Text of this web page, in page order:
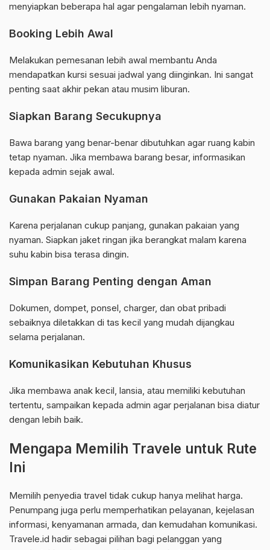
menyiapkan beberapa hal agar pengalaman lebih nyaman.
Booking Lebih Awal
Melakukan pemesanan lebih awal membantu Anda
mendapatkan kursi sesuai jadwal yang diinginkan. Ini sangat
penting saat akhir pekan atau musim liburan.
Siapkan Barang Secukupnya
Bawa barang yang benar-benar dibutuhkan agar ruang kabin
tetap nyaman. Jika membawa barang besar, informasikan
kepada admin sejak awal.
Gunakan Pakaian Nyaman
Karena perjalanan cukup panjang, gunakan pakaian yang
nyaman. Siapkan jaket ringan jika berangkat malam karena
suhu kabin bisa terasa dingin.
Simpan Barang Penting dengan Aman
Dokumen, dompet, ponsel, charger, dan obat pribadi
sebaiknya diletakkan di tas kecil yang mudah dijangkau
selama perjalanan.
Komunikasikan Kebutuhan Khusus
Jika membawa anak kecil, lansia, atau memiliki kebutuhan
tertentu, sampaikan kepada admin agar perjalanan bisa diatur
dengan lebih baik.
Mengapa Memilih Travele untuk Rute
Ini
Memilih penyedia travel tidak cukup hanya melihat harga.
Penumpang juga perlu memperhatikan pelayanan, kejelasan
informasi, kenyamanan armada, dan kemudahan komunikasi.
Travele.id hadir sebagai pilihan bagi pelanggan yang